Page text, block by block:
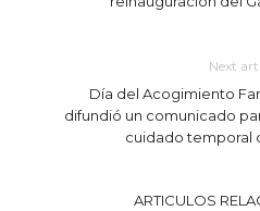
Next
Día del Acogimiento
difundió un comunicado
cuidado temporal
ARTICULOS